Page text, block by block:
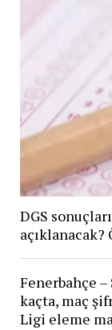
DGS
Fenerbahçe
kaçta, maç
Ligi eleme